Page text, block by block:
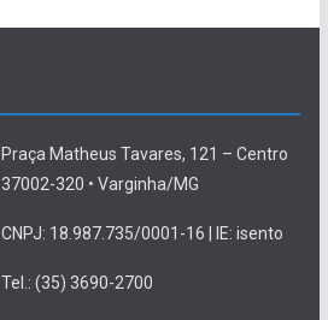
Praça Matheus Tavares, 121 – Centro
37002-320 • Varginha/MG
CNPJ: 18.987.735/0001-16 | IE: isento
Tel.: (35) 3690-2700